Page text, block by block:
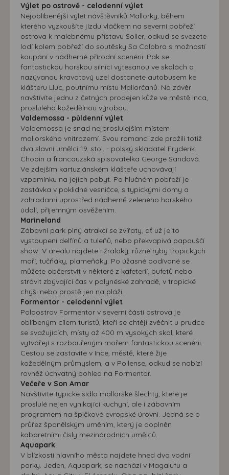
Výlet po ostrově - celodenní výlet
Nejoblíbenější výlet návštěvníků Mallorky, během
kterého vyzkoušíte jízdu vláčkem na severní pobřeží
ostrova k malebnému přístavu Soller, odkud se svezete
lodí kolem pobřeží do soutěsky Sa Calobra s možností
koupání v nádherné přírodní scenérii. Pak se
fantastickou horskou silnicí vytesanou ve skalách a
nazývanou kravatový uzel dostanete autobusem ke
klášteru Lluc, poutnímu místu Mallorčanů. Na závěr
navštívíte jednu z četných prodejen kůže ve městě Inca,
proslulého kožedělnou výrobou.
Valdemossa - půldenní výlet
Valdemossa je snad nejproslulejším místem
mallorského vnitrozemí. Svou romanci zde prožili totiž
dva slavní umělci 19. stol. - polský skladatel Fryderik
Chopin a francouzská spisovatelka George Sandová.
Ve zdejším kartuziánském klášteře uchovávají
vzpomínku na jejich pobyt. Po hlučném pobřeží je
zastávka v poklidné vesničce, s typickými domy a
zahradami uprostřed nádherně zeleného horského
údolí, příjemným osvěžením.
Marineland
Zábavní park plný atrakcí se zvířaty, ať už je to
vystoupení delfínů a tuleňů, nebo překvapivá papouščí
show. V areálu najdete i žraloky, různé ryby tropických
moří, tučňáky, plameňáky. Po úžasné podívané se
můžete občerstvit v některé z kafeterií, bufetů nebo
strávit zbývající čas v polynéské zahradě, v tropické
chýši nebo prostě jen na pláži.
Formentor - celodenní výlet
Poloostrov Formentor v severní části ostrova je
oblíbeným cílem turistů, kteří se chtějí zvěčnit u prudce
se svažujících, místy až 400 m vysokých skal, které
vytvářejí s rozbouřeným mořem fantastickou scenérii.
Cestou se zastavíte v Ince, městě, které žije
kožedělným průmyslem, a v Pollense, odkud se nabízí
rovněž úchvatný pohled na Formentor.
Večeře v Son Amar
Navštívíte typické sídlo mallorské šlechty, které je
proslulé nejen vynikající kuchyní, ale i zábavním
programem na špičkové evropské úrovni. Jedná se o
průřez španělským uměním, který je doplněn
kabaretními čísly mezinárodních umělců.
Aquapark
V blízkosti hlavního města najdete hned dva vodní
parky. Jeden, Aquapark, se nachází v Magalufu a